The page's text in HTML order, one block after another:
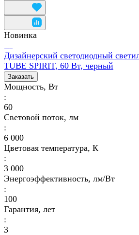
Новинка
Дизайнерский светодиодный
TUBE SPIRIT, 60 Вт, черный
Заказать
Мощность, Вт
:
60
Световой поток, лм
:
6 000
Цветовая температура, К
:
3 000
Энергоэффективность, лм/Вт
:
100
Гарантия, лет
:
3